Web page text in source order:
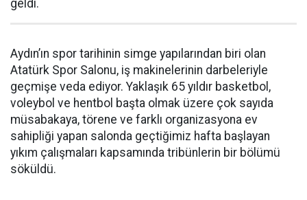
geldi.
Aydın’ın spor tarihinin simge yapılarından biri olan
Atatürk Spor Salonu, iş makinelerinin darbeleriyle
geçmişe veda ediyor. Yaklaşık 65 yıldır basketbol,
voleybol ve hentbol başta olmak üzere çok sayıda
müsabakaya, törene ve farklı organizasyona ev
sahipliği yapan salonda geçtiğimiz hafta başlayan
yıkım çalışmaları kapsamında tribünlerin bir bölümü
söküldü.